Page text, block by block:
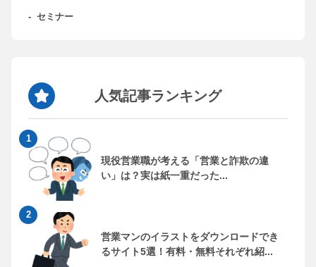
- セミナー
人気記事ランキング
現役営業職が考える「営業と詐欺の違
い」は？実は紙一重だった...
営業マンのイラストをダウンロードでき
るサイト5選！有料・無料それぞれ紹...